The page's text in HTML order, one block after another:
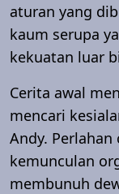
aturan yang
kaum serupa
kekuatan luar
Cerita awal
mencari
Andy.
kemunculan
membunuh